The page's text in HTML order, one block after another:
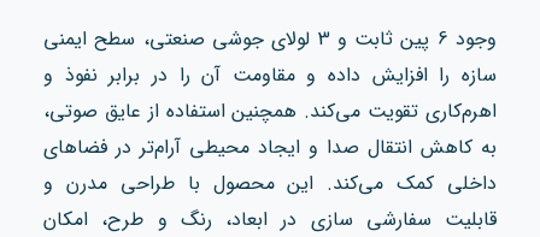
وجود 6 پین ثابت و 3 لولای جوشی صنعتی، سطح ایمنی
سازه را افزایش داده و مقاومت آن را در برابر نفوذ و
اهرم‌کاری تقویت می‌کند. همچنین استفاده از عایق صوتی،
به کاهش انتقال صدا و ایجاد محیطی آرام‌تر در فضاهای
داخلی کمک می‌کند. این محصول با طراحی مدرن و
قابلیت سفارشی‌ سازی در ابعاد، رنگ و طرح، امکان